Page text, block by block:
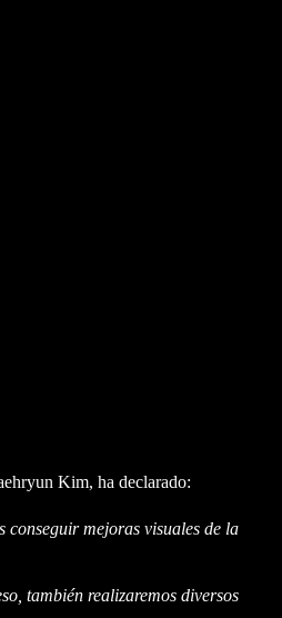
Kim, ha declarado:
conseguir mejoras visuales de la
también realizaremos diversos